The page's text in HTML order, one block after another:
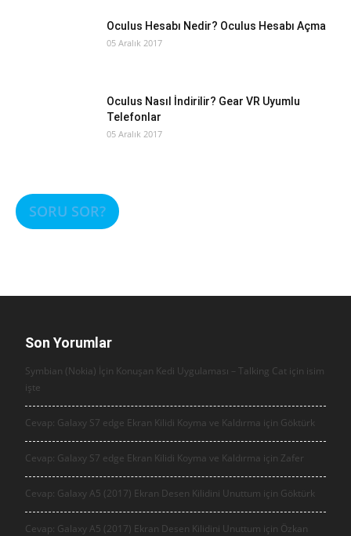
Oculus Hesabı Nedir? Oculus Hesabı Açma
05 Aralık 2017
Oculus Nasıl İndirilir? Gear VR Uyumlu
Telefonlar
05 Aralık 2017
SORU SOR?
Son Yorumlar
Symbian (Nokia) İçin Konuşan Kedi Uygulaması – Talking Cat için isim
işte
Cevap: Galaxy S7 edge Ekran Kilidi Koyma ve Kaldırma için Göktürk
Cevap: Galaxy S7 edge Ekran Kilidi Koyma ve Kaldırma için Zafer
Cevap: Galaxy A5 (2017) Ekran Desen Kilidini Unuttum için Göktürk
Cevap: Galaxy A5 (2017) Ekran Desen Kilidini Unuttum için Özkan